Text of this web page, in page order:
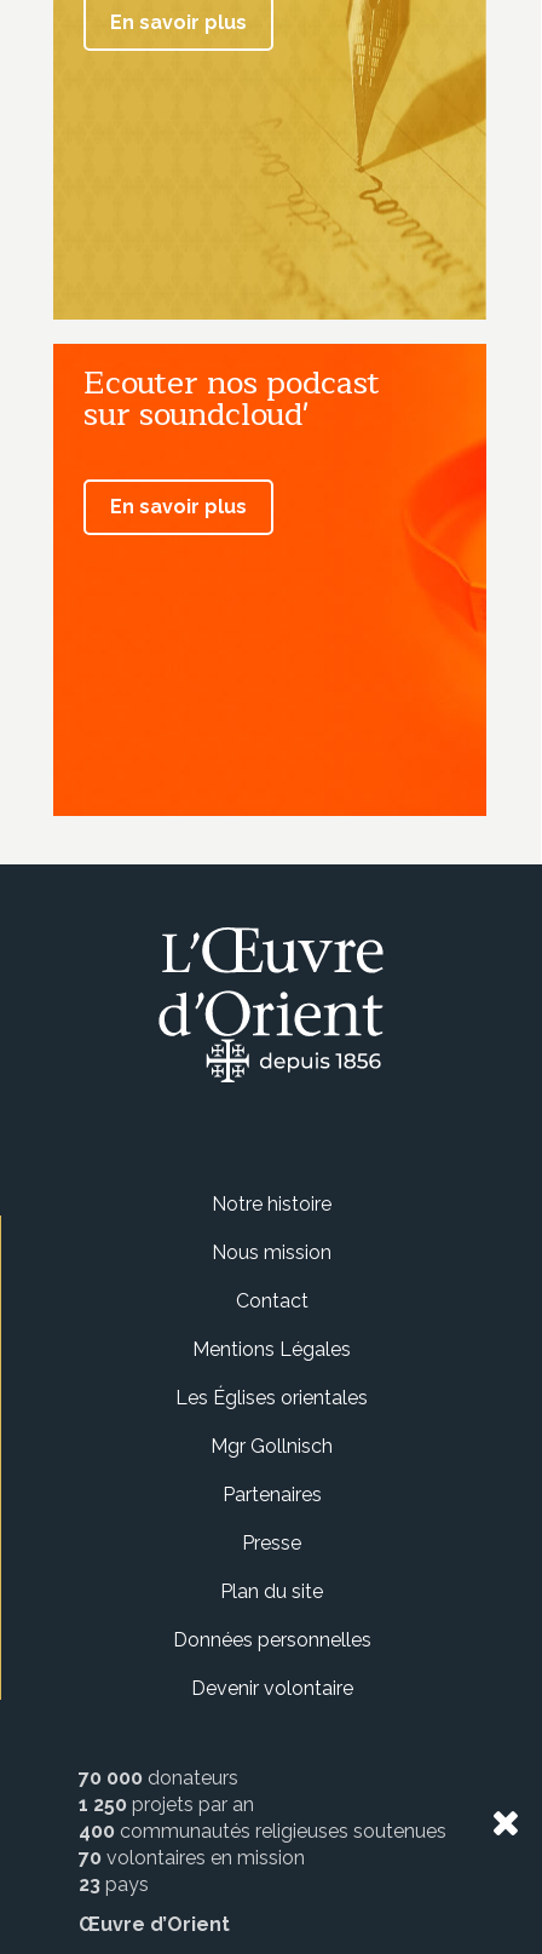
En savoir plus
Ecouter nos podcast
sur soundcloud'
En savoir plus
Notre histoire
Nous mission
Contact
Mentions Légales
Les Églises orientales
Mgr Gollnisch
Partenaires
Presse
Plan du site
Données personnelles
Devenir volontaire
70 000 donateurs
1 250 projets par an
400 communautés religieuses soutenues
70 volontaires en mission
23 pays
Œuvre d’Orient